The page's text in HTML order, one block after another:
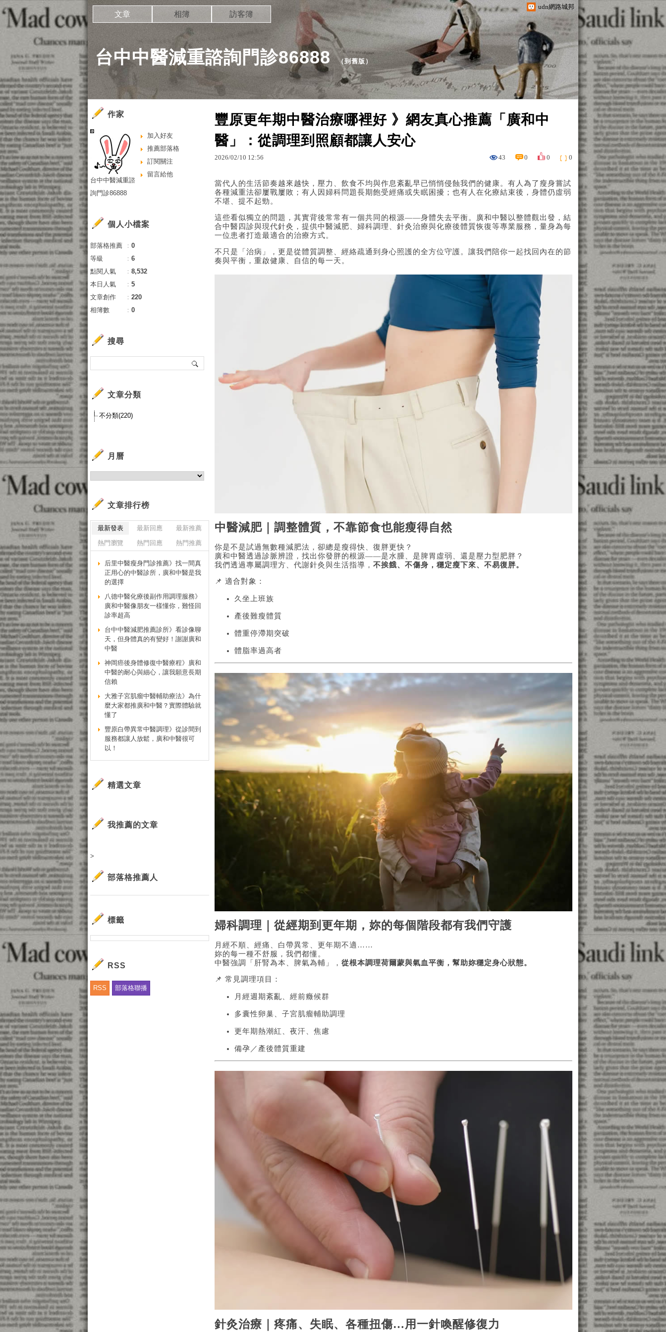
udn網路城邦
台中中醫減重諮詢門診86888 （到舊版 ）
文章 相簿 訪客簿
豐原更年期中醫治療哪裡好 》網友真心推薦「廣和中
醫」：從調理到照顧都讓人安心
2026/02/10 12:56 43 0 0 0
當代人的生活節奏越來越快，壓力、飲食不均與作息紊亂早已悄悄侵蝕我們的健康。有人為了瘦身嘗試
各種減重法卻屢戰屢敗；有人因婦科問題長期飽受經痛或失眠困擾；也有人在化療結束後，身體仍虛弱
不堪、提不起勁。
這些看似獨立的問題，其實背後常常有一個共同的根源——身體失去平衡。廣和中醫以整體觀出發，結
合中醫四診與現代針灸，提供中醫減肥、婦科調理、針灸治療與化療後體質恢復等專業服務，量身為每
一位患者打造最適合的治療方式。
不只是「治病」，更是從體質調整、經絡疏通到身心照護的全方位守護。讓我們陪你一起找回內在的節
奏與平衡，重啟健康、自信的每一天。
中醫減肥｜調整體質，不靠節食也能瘦得自然
你是不是試過無數種減肥法，卻總是瘦得快、復胖更快？
廣和中醫透過診脈辨證，找出你發胖的根源——是水腫、是脾胃虛弱、還是壓力型肥胖？
我們透過專屬調理方、代謝針灸與生活指導， 不挨餓、不傷身，穩定瘦下來、不易復胖。
📌 適合對象：
久坐上班族
產後難瘦體質
體重停滯期突破
體脂率過高者
婦科調理｜從經期到更年期，妳的每個階段都有我們守護
月經不順、經痛、白帶異常、更年期不適……
妳的每一種不舒服，我們都懂。
中醫強調「肝腎為本、脾氣為輔」， 從根本調理荷爾蒙與氣血平衡，幫助妳穩定身心狀態。
📌 常見調理項目：
月經週期紊亂、經前癥候群
多囊性卵巢、子宮肌瘤輔助調理
更年期熱潮紅、夜汗、焦慮
備孕／產後體質重建
針灸治療｜疼痛、失眠、各種扭傷…用一針喚醒修復力
作家
加入好友
推薦部落格
訂閱關注
留言給他
台中中醫減重諮
詢門診86888
個人小檔案
部落格推薦 ： 0
等級
： 6
點閱人氣
： 8,532
本日人氣
： 5
文章創作
： 220
相簿數
： 0
搜尋
文章分類
不分類(220)
月曆
文章排行榜
最新發表 最新回應
最新推薦
熱門瀏覽
熱門回應 熱門推薦
后里中醫瘦身門診推薦》找一間真
正用心的中醫診所，廣和中醫是我
的選擇
八德中醫化療後副作用調理服務》
廣和中醫像朋友一樣懂你，難怪回
診率超高
台中中醫減肥推薦診所》看診像聊
天，但身體真的有變好！謝謝廣和
中醫
神岡癌後身體修復中醫療程》廣和
中醫的耐心與細心，讓我願意長期
信賴
大雅子宮肌瘤中醫輔助療法》為什
麼大家都推廣和中醫？實際體驗就
懂了
豐原白帶異常中醫調理》從診間到
服務都讓人放鬆，廣和中醫很可
以！
精選文章
我推薦的文章
>
部落格推薦人
標籤
RSS
RSS 部落格聯播